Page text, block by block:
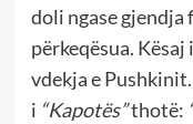
doli ngase
përkeqësua.
vdekja e
i “Kapotës”thotë: